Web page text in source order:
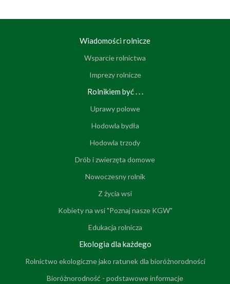
Wiadomości rolnicze
Wsparcie rolnictwa
Imprezy rolnicze
Rolnikiem być . . .
Uprawy polowe
Hodowla bydła
Hodowla trzody
Drób i zwierzęta domowe
Nowoczesny rolnik
Z życia wsi
Kobiety na wsi "Poznaj nasze KGW"
Edukacja rolnicza
Ekologia dla każdego
Rolnictwo ekologiczne jako ratunek dla bioróżnorodności
Bioróżnorodność - podstawowe informacje